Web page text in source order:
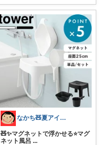
なかち🧸夏アイテム＆便利グッズ✨
🧸✨マグネットで浮かせる⭐️マグ
ネット風呂 ...